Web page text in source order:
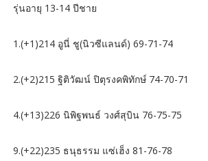
รุ่นอายุ 13-14 ปีชาย
1.(+1)214 อูนี่ ชู(นิวซีแลนด์) 69-71-74
2.(+2)215 ฐิติวัฒน์ ปิตุรงคพิทักษ์ 74-70-71
4.(+13)226 นิพิฐพนธ์ วงศ์สุบิน 76-75-75
9.(+22)235 ธนุธรรม แซ่เฮ็ง 81-76-78